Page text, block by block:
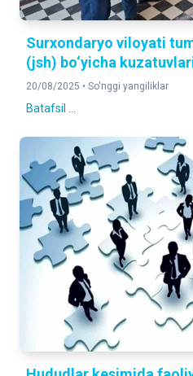
Surxondaryo viloyati
(jsh) bo‘yicha
20/08/2025 • So'nggi yangiliklar
Batafsil ...